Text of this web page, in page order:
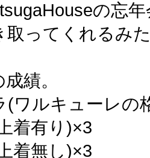
の忘
取ってくれるみ
績。
(ワルキューレの
着有り)×3
着無し)×3